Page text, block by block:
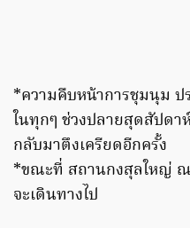
*ความคืบหน้าการชุมนุม ป
ในทุกๆ ช่วงปลายสุดสัปด
กลับมาตึงเครียดอีกครั้ง
*ขณะที่ สถานกงสุลใหญ่ ณ
จะเดินทางไป